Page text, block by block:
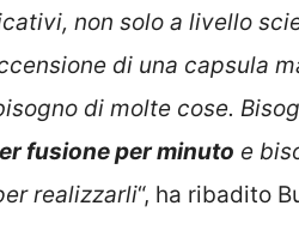
non solo a livello
di una capsula
di molte cose.
fusione per minuto e
realizzarli“, ha ribadito